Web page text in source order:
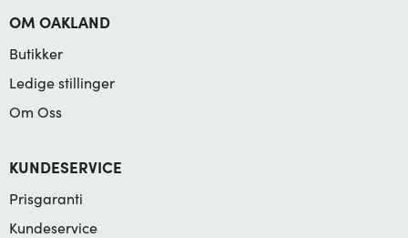
OM OAKLAND
Butikker
Ledige stillinger
Om Oss
KUNDESERVICE
Prisgaranti
Kundeservice